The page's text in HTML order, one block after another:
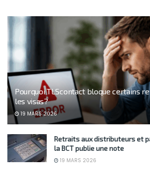
Pourquoi TLScontact bloque certains
les visas?
19 MARS 2026
Retraits aux distributeurs et
la BCT publie une note
19 MARS 2026